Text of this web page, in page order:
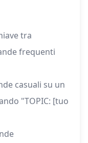
tra
frequenti
casuali su un
"TOPIC: [tuo